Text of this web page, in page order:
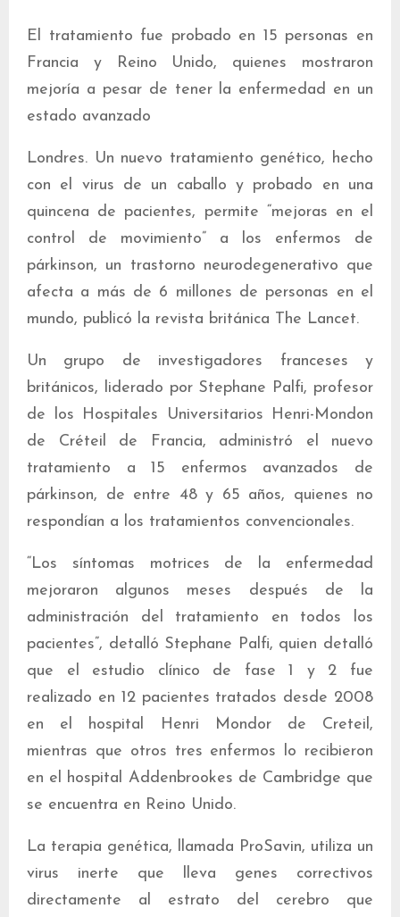
El tratamiento fue probado en 15 personas en
Francia y Reino Unido, quienes mostraron
mejoría a pesar de tener la enfermedad en un
estado avanzado
Londres. Un nuevo tratamiento genético, hecho
con el virus de un caballo y probado en una
quincena de pacientes, permite “mejoras en el
control de movimiento” a los enfermos de
párkinson, un trastorno neurodegenerativo que
afecta a más de 6 millones de personas en el
mundo, publicó la revista británica The Lancet.
Un grupo de investigadores franceses y
británicos, liderado por Stephane Palfi, profesor
de los Hospitales Universitarios Henri-Mondon
de Créteil de Francia, administró el nuevo
tratamiento a 15 enfermos avanzados de
párkinson, de entre 48 y 65 años, quienes no
respondían a los tratamientos convencionales.
“Los síntomas motrices de la enfermedad
mejoraron algunos meses después de la
administración del tratamiento en todos los
pacientes”, detalló Stephane Palfi, quien detalló
que el estudio clínico de fase 1 y 2 fue
realizado en 12 pacientes tratados desde 2008
en el hospital Henri Mondor de Creteil,
mientras que otros tres enfermos lo recibieron
en el hospital Addenbrookes de Cambridge que
se encuentra en Reino Unido.
La terapia genética, llamada ProSavin, utiliza un
virus inerte que lleva genes correctivos
directamente al estrato del cerebro que